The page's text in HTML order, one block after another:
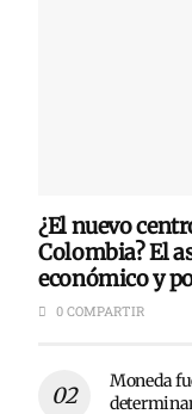
¿El nuevo
Colombia? El
económico y
0 COMPARTIR
Moneda